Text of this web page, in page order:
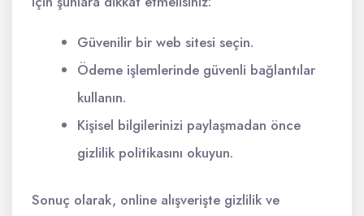
Güvenilir bir web sitesi seçin.
Ödeme işlemlerinde güvenli bağlantılar
kullanın.
Kişisel bilgilerinizi paylaşmadan önce
gizlilik politikasını okuyun.
Sonuç olarak, online alışverişte gizlilik ve